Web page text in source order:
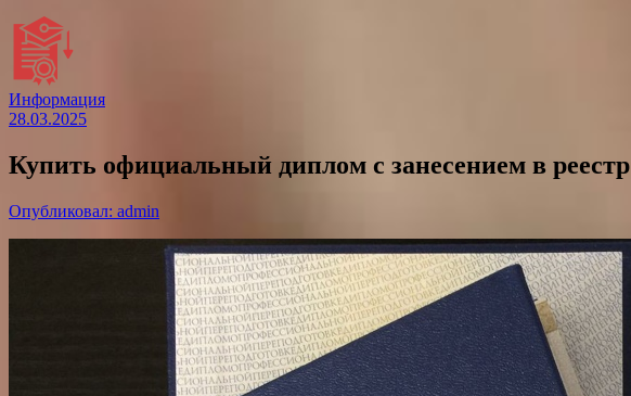
Информация
28.03.2025
Купить официальный диплом с занесением в реестр
Опубликовал: admin